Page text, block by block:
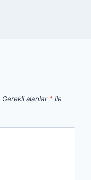
Gerekli alanlar * ile